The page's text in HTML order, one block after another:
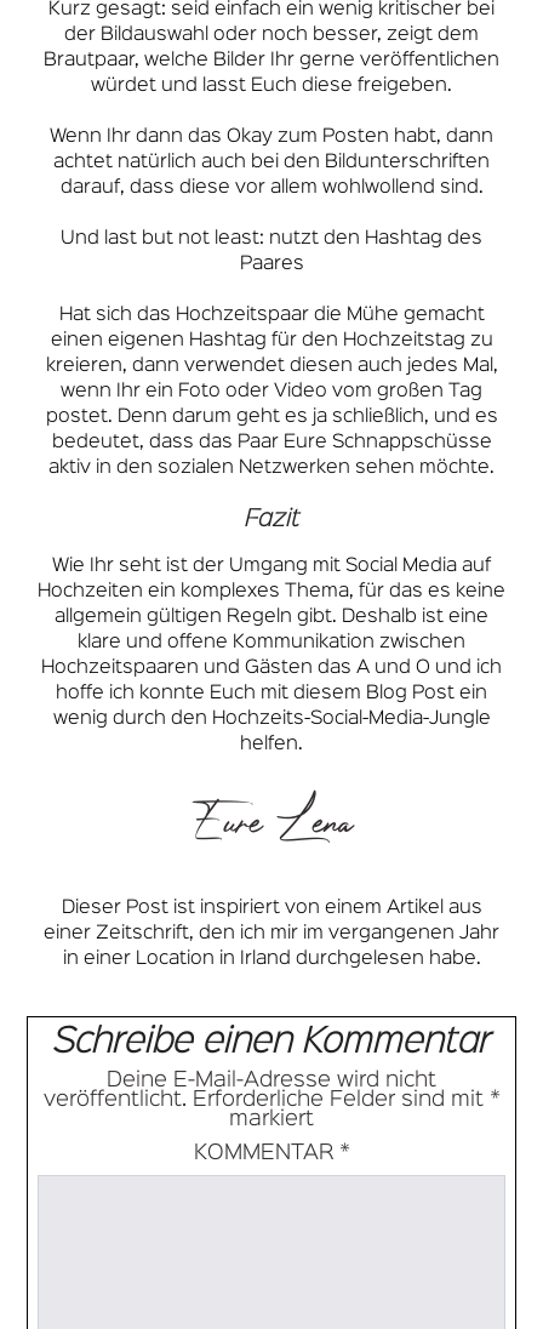
Kurz gesagt: seid einfach ein wenig kritischer bei
der Bildauswahl oder noch besser, zeigt dem
Brautpaar, welche Bilder Ihr gerne veröffentlichen
würdet und lasst Euch diese freigeben.
Wenn Ihr dann das Okay zum Posten habt, dann
achtet natürlich auch bei den Bildunterschriften
darauf, dass diese vor allem wohlwollend sind.
Und last but not least: nutzt den Hashtag des
Paares
Hat sich das Hochzeitspaar die Mühe gemacht
einen eigenen Hashtag für den Hochzeitstag zu
kreieren, dann verwendet diesen auch jedes Mal,
wenn Ihr ein Foto oder Video vom großen Tag
postet. Denn darum geht es ja schließlich, und es
bedeutet, dass das Paar Eure Schnappschüsse
aktiv in den sozialen Netzwerken sehen möchte.
Fazit
Wie Ihr seht ist der Umgang mit Social Media auf
Hochzeiten ein komplexes Thema, für das es keine
allgemein gültigen Regeln gibt. Deshalb ist eine
klare und offene Kommunikation zwischen
Hochzeitspaaren und Gästen das A und O und ich
hoffe ich konnte Euch mit diesem Blog Post ein
wenig durch den Hochzeits-Social-Media-Jungle
helfen.
Eure Lena
Dieser Post ist inspiriert von einem Artikel aus
einer Zeitschrift, den ich mir im vergangenen Jahr
in einer Location in Irland durchgelesen habe.
Schreibe einen Kommentar
Deine E-Mail-Adresse wird nicht
veröffentlicht. Erforderliche Felder sind mit *
markiert
KOMMENTAR *